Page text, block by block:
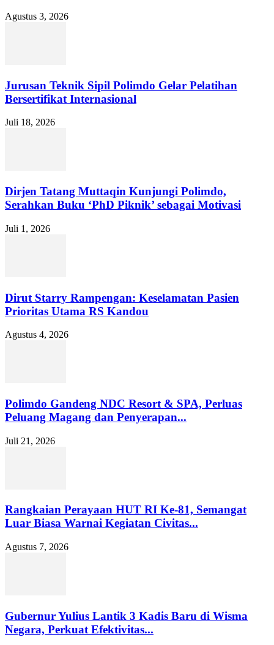
Agustus 3, 2026
Jurusan Teknik Sipil Polimdo Gelar Pelatihan
Bersertifikat Internasional
Juli 18, 2026
Dirjen Tatang Muttaqin Kunjungi Polimdo,
Serahkan Buku ‘PhD Piknik’ sebagai Motivasi
Juli 1, 2026
Dirut Starry Rampengan: Keselamatan Pasien
Prioritas Utama RS Kandou
Agustus 4, 2026
Polimdo Gandeng NDC Resort & SPA, Perluas
Peluang Magang dan Penyerapan...
Juli 21, 2026
Rangkaian Perayaan HUT RI Ke-81, Semangat
Luar Biasa Warnai Kegiatan Civitas...
Agustus 7, 2026
Gubernur Yulius Lantik 3 Kadis Baru di Wisma
Negara, Perkuat Efektivitas...